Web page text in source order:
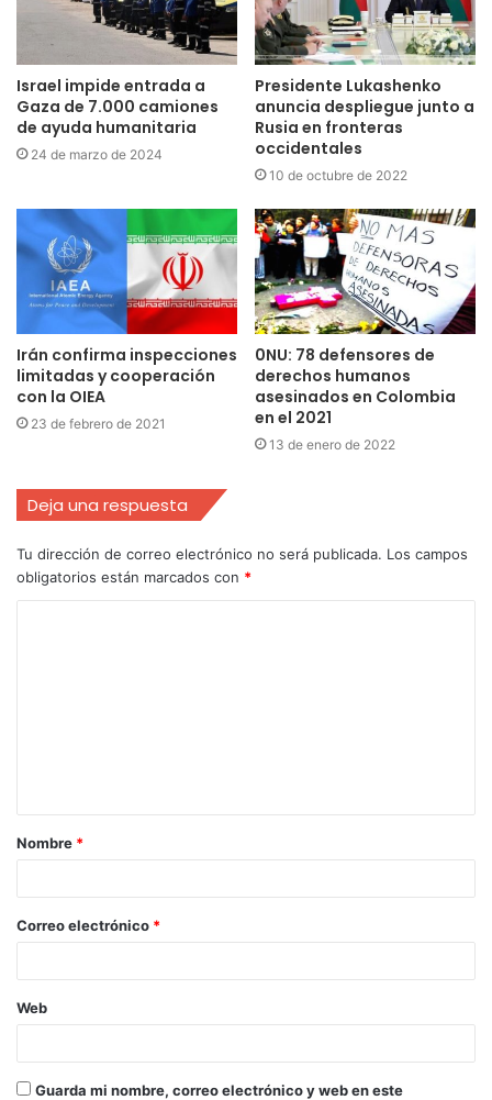
Israel impide entrada a
Gaza de 7.000 camiones
de ayuda humanitaria
24 de marzo de 2024
Presidente Lukashenko
anuncia despliegue junto a
Rusia en fronteras
occidentales
10 de octubre de 2022
Irán confirma inspecciones
limitadas y cooperación
con la OIEA
23 de febrero de 2021
0NU: 78 defensores de
derechos humanos
asesinados en Colombia
en el 2021
13 de enero de 2022
Deja una respuesta
Tu dirección de correo electrónico no será publicada. Los campos
obligatorios están marcados con *
Nombre *
Correo electrónico *
Web
Guarda mi nombre, correo electrónico y web en este